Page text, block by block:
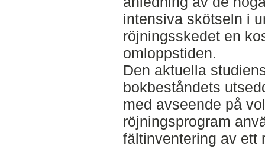
intensiva skötseln i
röjningsskedet en
omloppstiden.
Den aktuella
bokbeståndets
med avseende på
röjningsprogram
fältinventering av ett